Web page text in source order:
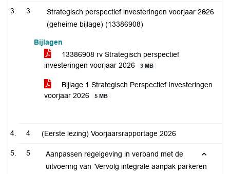
3
Strategisch perspectief investeringen voorjaar 2026
(geheime bijlage) (13386908)
Bijlagen
13386908 rv Strategisch perspectief
investeringen voorjaar 2026
3 MB
Bijlage 1 Strategisch Perspectief Investeringen
voorjaar 2026
5 MB
4 (Eerste lezing) Voorjaarsrapportage 2026
5
Aanpassen regelgeving in verband met de
uitvoering van ‘Vervolg integrale aanpak parkeren